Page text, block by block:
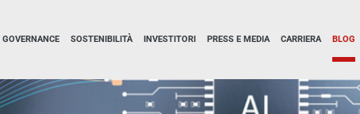
GOVERNANCE SOSTENIBILITÀ INVESTITORI PRESS E MEDIA CARRIERA BLOG